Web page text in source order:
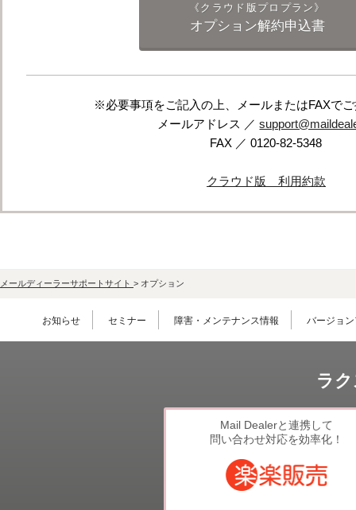
《クラウド版プロプラン》
オプション解約申込書
※必要事項をご記入の上、メールまたはFAXで
メールアドレス ／
FAX ／ 0120-82-5348
クラウド版 利用約款
メールディーラーサポートサイト > オプション
お知らせ セミナー 障害・メンテナンス情報 バージョ
ラ
Mail Dealerと連携して
問い合わせ対応を効率化！